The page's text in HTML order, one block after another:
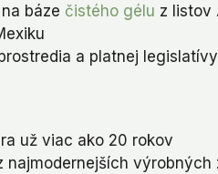
báze čistého gélu z listov
a platnej legislatívy
už viac ako 20 rokov
najmodernejších výrobných